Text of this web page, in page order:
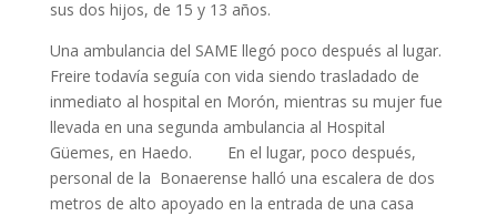
sus dos hijos, de 15 y 13 años.
Una ambulancia del SAME llegó poco después al lugar.
Freire todavía seguía con vida siendo trasladado de
inmediato al hospital en Morón, mientras su mujer fue
llevada en una segunda ambulancia al Hospital
Güemes, en Haedo. En el lugar, poco después,
personal de la Bonaerense halló una escalera de dos
metros de alto apoyado en la entrada de una casa